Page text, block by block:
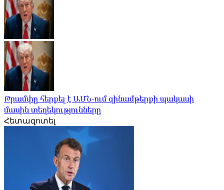
Թրամփը հերքել է ԱՄՆ-ում զինամթերքի պակասի
մասին տեղեկությունները
Հետազոտել